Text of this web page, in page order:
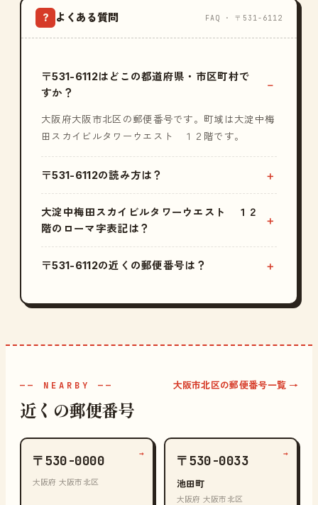
? よくある質問 FAQ · 〒531-6112
〒531-6112はどこの都道府県・市区町村で
すか？
大阪府大阪市北区の郵便番号です。町域は大淀中梅
田スカイビルタワーウエスト １２階です。
〒531-6112の読み方は？
大淀中梅田スカイビルタワーウエスト １２
階のローマ字表記は？
〒531-6112の近くの郵便番号は？
—— NEARBY ——
近くの郵便番号
大阪市北区の郵便番号一覧 →
〒530-0000
大阪府 大阪市北区
→ 〒530-0033
池田町
大阪府 大阪市北区
→